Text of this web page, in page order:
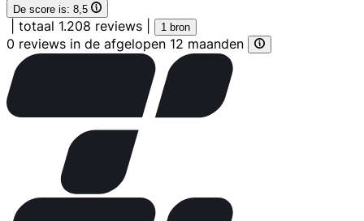
De score is: 8,5
totaal 1.208 reviews 1 bron
0 reviews in de afgelopen 12 maanden